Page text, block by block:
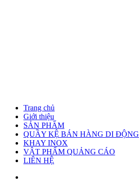
Trang chủ
Giới thiệu
SẢN PHẨM
QUẦY KỆ BÁN HÀNG DI ĐỘNG
KHAY INOX
VẬT PHẨM QUẢNG CÁO
LIÊN HỆ